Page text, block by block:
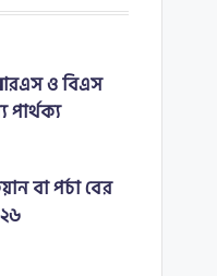
ও বিএস
পার্থক্য
বা পর্চা বের